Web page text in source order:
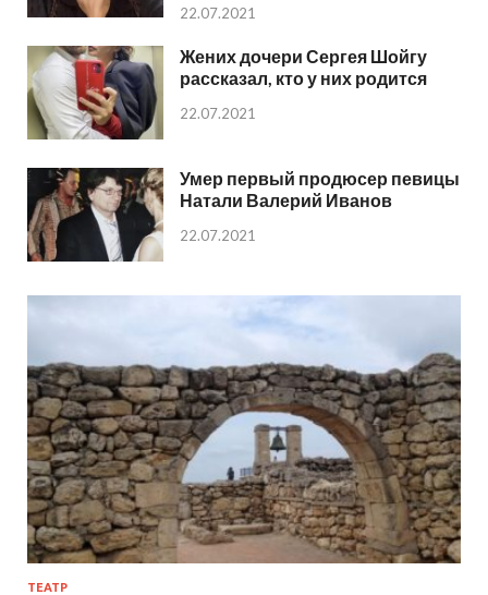
22.07.2021
Жених дочери Сергея Шойгу
рассказал, кто у них родится
22.07.2021
Умер первый продюсер певицы
Натали Валерий Иванов
22.07.2021
ТЕАТР